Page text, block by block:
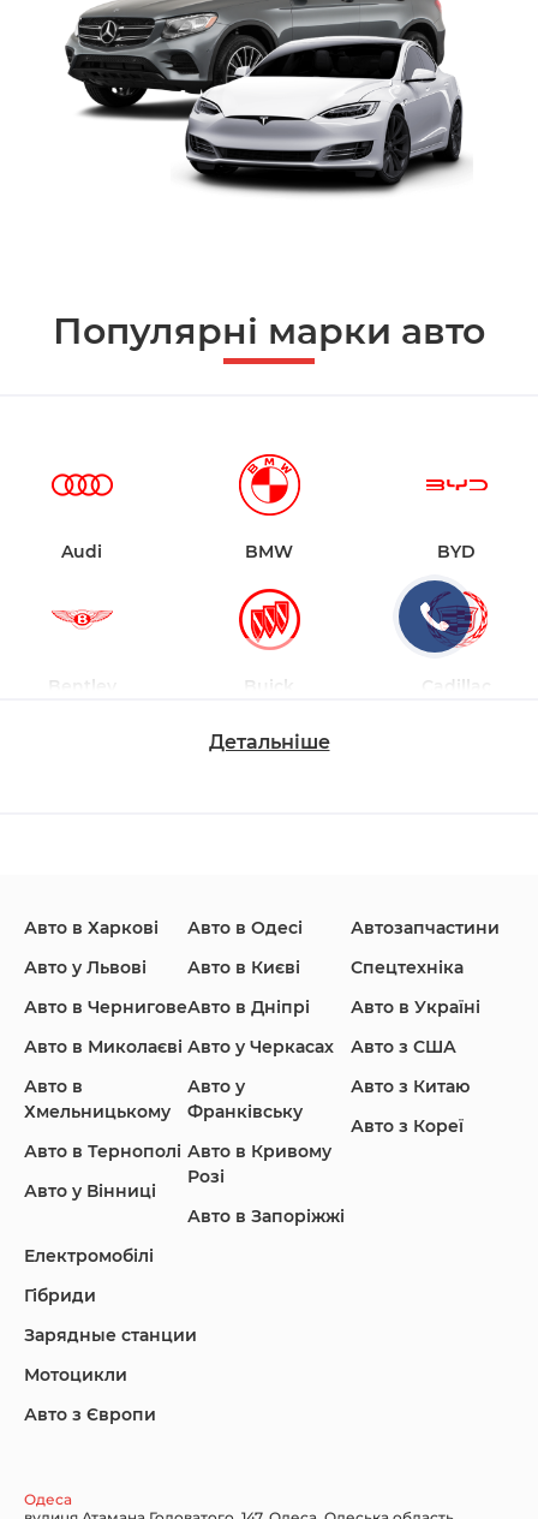
Популярні марки авто
Audi BMW BYD
Bentley Buick Cadillac
Honda Hyundai
Infiniti Jaguar Jeep
Land Rover
Nissan
Детальніше
Авто в Харкові
Авто у Львові
Авто в Чернигове
Авто в Миколаєві
Авто в
Хмельницькому
Авто в Тернополі
Авто у Вінниці
Авто в Одесі
Авто в Києві
Авто в Дніпрі
Авто у Черкасах
Авто у
Франківську
Авто в Кривому
Розі
Авто в Запоріжжі
Автозапчастини
Спецтехніка
Авто в Україні
Авто з США
Авто з Китаю
Авто з Кореї
Електромобілі
Гібриди
Зарядные станции
Мотоцикли
Авто з Європи
Одеса